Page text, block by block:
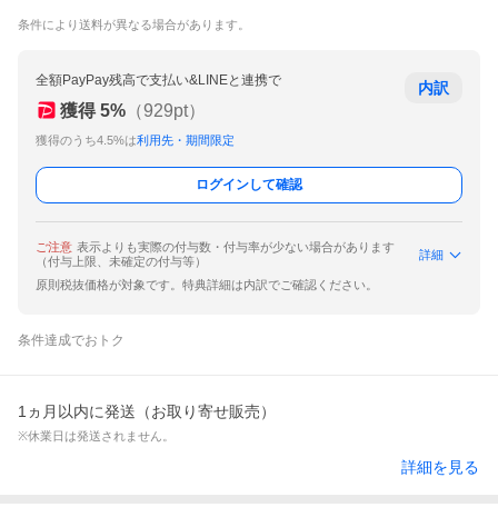
条件により送料が異なる場合があります。
全額PayPay残高で支払い&LINEと連携で
獲得 5% （929pt）
獲得のうち4.5%は利用先・期間限定
内訳
ログインして確認
ご注意 表示よりも実際の付与数・付与率が少ない場合があります
（付与上限、未確定の付与等）
詳細
原則税抜価格が対象です。特典詳細は内訳でご確認ください。
条件達成でおトク
1ヵ月以内に発送（お取り寄せ販売）
※休業日は発送されません。
詳細を見る